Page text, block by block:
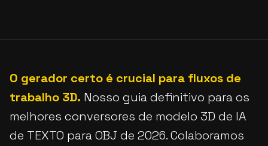
O gerador certo é crucial para fluxos de
trabalho 3D. Nosso guia definitivo para os
melhores conversores de modelo 3D de IA
de TEXTO para OBJ de 2026. Colaboramos